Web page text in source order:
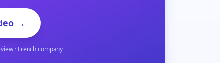
→
· French company